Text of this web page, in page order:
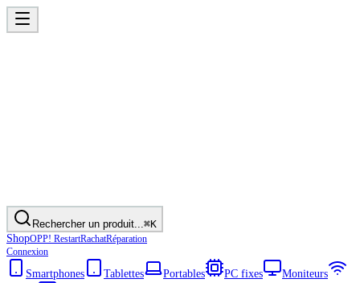
Rechercher un produit...⌘K
ShopOPP! RestartRachatRéparation
Connexion
Smartphones Tablettes Portables PC fixes
Moniteurs